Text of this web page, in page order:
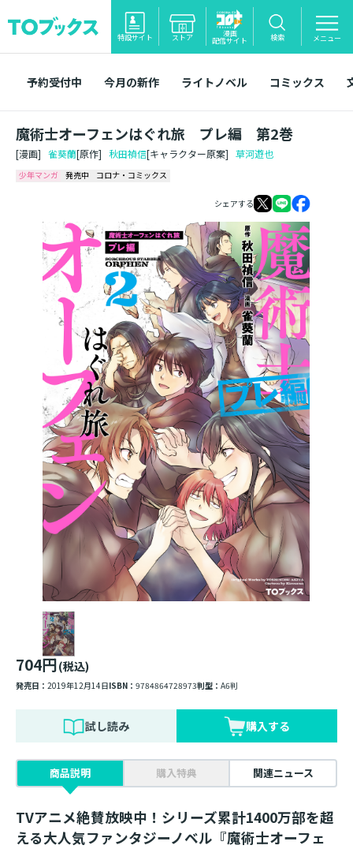
特設サイト ストア 漫画
配信サイト 検索 メニュー
予約受付中 今月の新作 ライトノベル コミックス
魔術士オーフェンはぐれ旅 プレ編 第2巻
[漫画] 雀葵蘭[原作] 秋田禎信[キャラクター原案] 草河遊也
少年マンガ 発売中 コロナ・コミックス
シェアする
704円(税込)
発売日： 2019年12月14日ISBN： 9784864728973判型： A6判
試し読み 購入する
商品説明 購入特典 関連ニュース
TVアニメ絶賛放映中！シリーズ累計1400万部を超
える大人気ファンタジーノベル『魔術士オーフェ